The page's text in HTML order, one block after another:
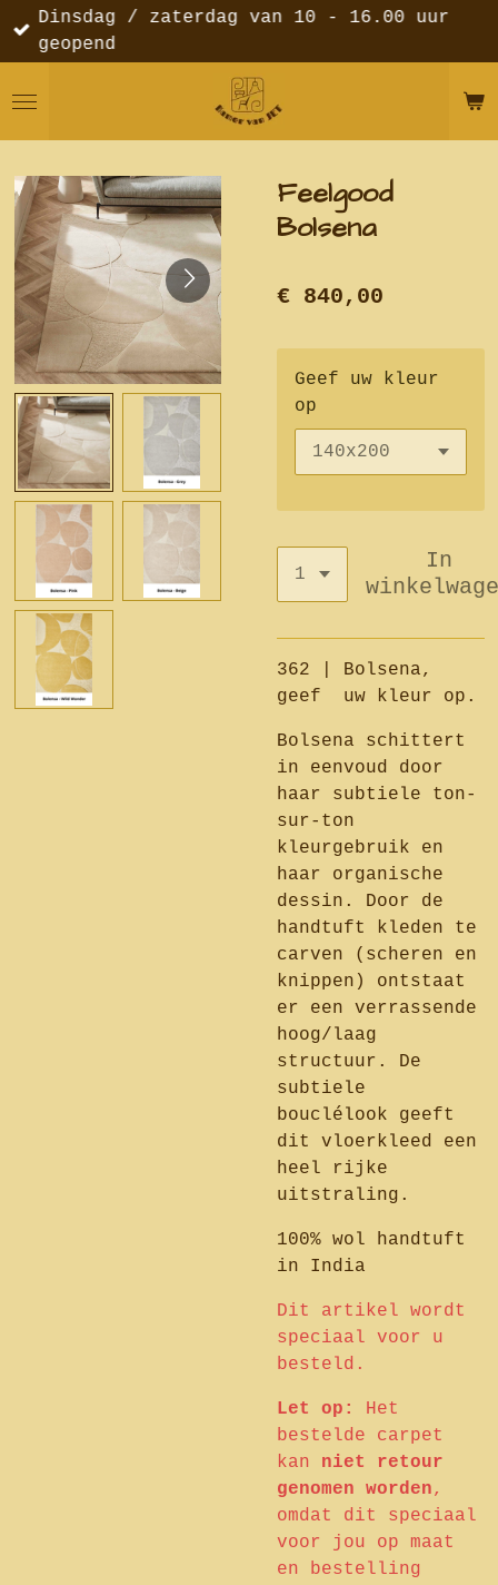
Ga
direct
de
Dinsdag / zaterdag van 10 - 16.00 uur
geopend
Feelgood
Bolsena
€ 840,00
Geef uw kleur
op
In
362 | Bolsena,
geef uw kleur op.
Bolsena schittert
in eenvoud door
haar subtiele ton-
sur-ton
kleurgebruik en
haar organische
dessin. Door de
handtuft kleden te
carven (scheren en
knippen) ontstaat
er een verrassende
hoog/laag
structuur. De
subtiele
bouclélook geeft
dit vloerkleed een
heel rijke
uitstraling.
100% wol handtuft
in India
Dit artikel wordt
speciaal voor u
besteld.
Let op:
Het
bestelde carpet
kan niet retour
genomen worden,
omdat dit speciaal
voor jou op maat
en bestelling